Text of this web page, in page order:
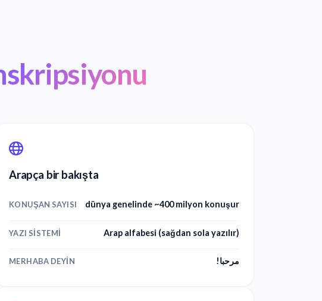
Arapça bir bakışta
KONUŞAN SAYISI dünya genelinde ~400 milyon konuşur
YAZI SISTEMI Arap alfabesi (sağdan sola yazılır)
MERHABA DEYIN مرحبا!